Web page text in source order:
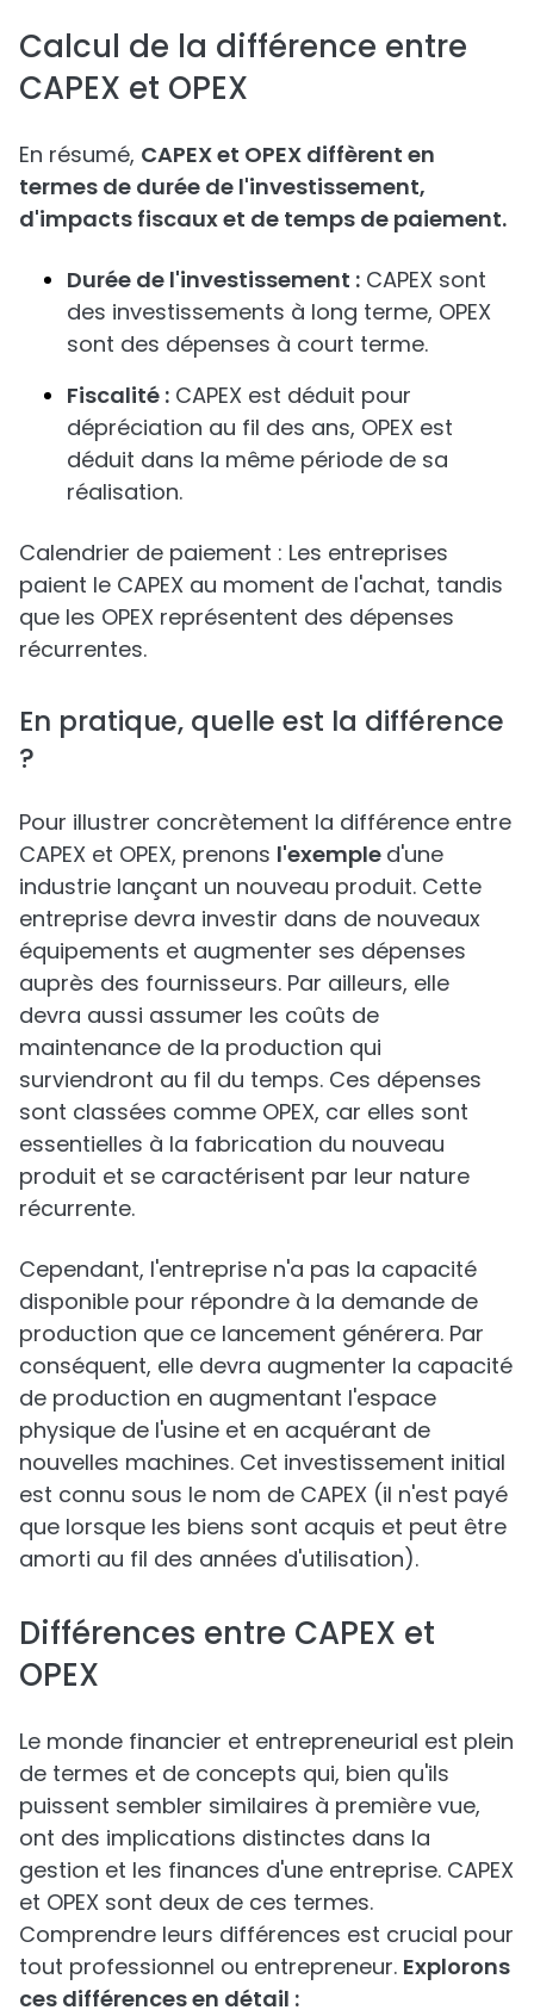
Calcul de la différence entre
CAPEX et OPEX
En résumé, CAPEX et OPEX diffèrent en
termes de durée de l'investissement,
d'impacts fiscaux et de temps de paiement.
Durée de l'investissement : CAPEX sont
des investissements à long terme, OPEX
sont des dépenses à court terme.
Fiscalité : CAPEX est déduit pour
dépréciation au fil des ans, OPEX est
déduit dans la même période de sa
réalisation.
Calendrier de paiement : Les entreprises
paient le CAPEX au moment de l'achat, tandis
que les OPEX représentent des dépenses
récurrentes.
En pratique, quelle est la différence
?
Pour illustrer concrètement la différence entre
CAPEX et OPEX, prenons l'exemple d'une
industrie lançant un nouveau produit. Cette
entreprise devra investir dans de nouveaux
équipements et augmenter ses dépenses
auprès des fournisseurs. Par ailleurs, elle
devra aussi assumer les coûts de
maintenance de la production qui
surviendront au fil du temps. Ces dépenses
sont classées comme OPEX, car elles sont
essentielles à la fabrication du nouveau
produit et se caractérisent par leur nature
récurrente.
Cependant, l'entreprise n'a pas la capacité
disponible pour répondre à la demande de
production que ce lancement générera. Par
conséquent, elle devra augmenter la capacité
de production en augmentant l'espace
physique de l'usine et en acquérant de
nouvelles machines. Cet investissement initial
est connu sous le nom de CAPEX (il n'est payé
que lorsque les biens sont acquis et peut être
amorti au fil des années d'utilisation).
Différences entre CAPEX et
OPEX
Le monde financier et entrepreneurial est plein
de termes et de concepts qui, bien qu'ils
puissent sembler similaires à première vue,
ont des implications distinctes dans la
gestion et les finances d'une entreprise. CAPEX
et OPEX sont deux de ces termes.
Comprendre leurs différences est crucial pour
tout professionnel ou entrepreneur. Explorons
ces différences en détail :